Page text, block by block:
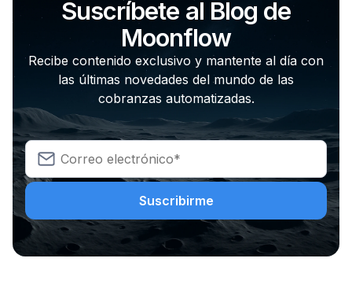
Suscríbete al Blog de
Moonflow
Recibe contenido exclusivo y mantente al día con
las últimas novedades del mundo de las
cobranzas automatizadas.